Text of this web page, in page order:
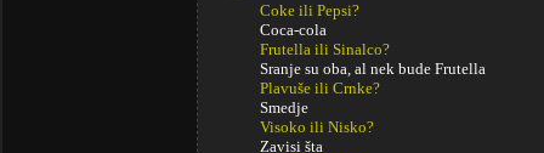
Coke ili Pepsi?
Coca-cola
Frutella ili Sinalco?
Sranje su oba, al nek bude Frutella
Plavuše ili Crnke?
Smedje
Visoko ili Nisko?
Zavisi šta